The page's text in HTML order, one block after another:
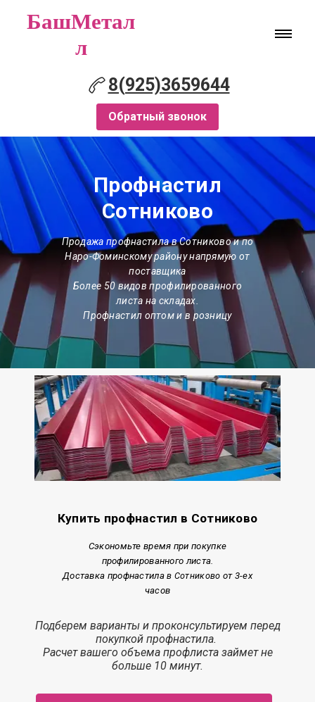
БашМетал
л
8(925)3659644
Обратный звонок
Профнастил
Сотниково
Продажа профнастилав Сотниковои по
Наро-Фоминскому району напрямую от
поставщика
Более 50 видов профилированного
листа на складах.
Профнастил оптом и в розницу
Купить профнастил в Сотниково
Сэкономьте время при покупке
профилированного листа.
Доставка профнастилав Сотниково от 3-ех
часов
Подберем варианты и проконсультируем перед
покупкой профнастила.
Расчет вашего объема профлиста займетне
больше 10 минут.